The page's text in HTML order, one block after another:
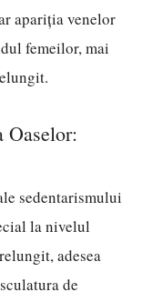
apariția venelor
femeilor, mai
Oaselor:
sedentarismului
la nivelul
adesea
de